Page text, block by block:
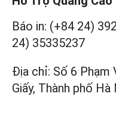
Báo in: (+84 24)
24) 35335237
Địa chỉ: Số 6 Phạm
Giấy, Thành phố Hà